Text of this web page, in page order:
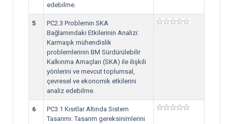
edebilme.
5
PC2.3 Problemin SKA
Bağlamındaki Etkilerinin Analizi:
Karmaşık mühendislik
problemlerinin BM Sürdürülebilir
Kalkınma Amaçları (SKA) ile ilişkili
yönlerini ve mevcut toplumsal,
çevresel ve ekonomik etkilerini
analiz edebilme.
6
PC3.1 Kısıtlar Altında Sistem
Tasarımı: Tasarım gereksinimlerini